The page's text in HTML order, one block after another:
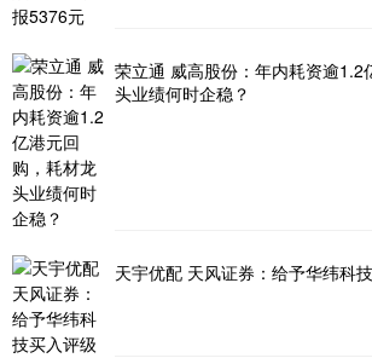
荣立通 威高股份：年内耗资逾1.2
头业绩何时企稳？
天宇优配 天风证券：给予华纬科